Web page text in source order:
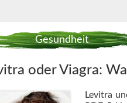
Gesundheit
oder Viagra:
Levitra